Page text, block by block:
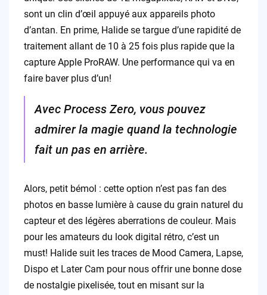
sont un clin d’œil appuyé aux appareils photo
d’antan. En prime, Halide se targue d’une rapidité de
traitement allant de 10 à 25 fois plus rapide que la
capture Apple ProRAW. Une performance qui va en
faire baver plus d’un!
Avec Process Zero, vous pouvez
admirer la magie quand la technologie
fait un pas en arrière.
Alors, petit bémol : cette option n’est pas fan des
photos en basse lumière à cause du grain naturel du
capteur et des légères aberrations de couleur. Mais
pour les amateurs du look digital rétro, c’est un
must! Halide suit les traces de Mood Camera, Lapse,
Dispo et Later Cam pour nous offrir une bonne dose
de nostalgie pixelisée, tout en misant sur la